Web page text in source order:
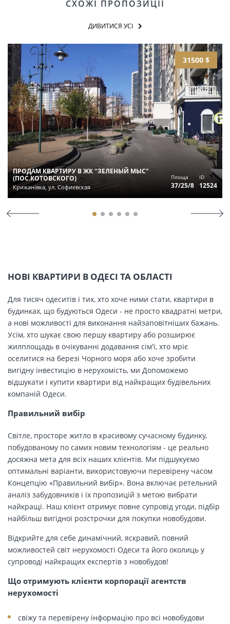
СХОЖІ ПРОПОЗИЦІЇ
ДИВИТИСЯ УСІ
31500 $
ПРОДАМ КВАРТИРУ В ЖК "ЗЕЛЕНЫЙ МЫС"
(ПОС.КОТОВСКОГО)
Крижанівка, ул. Софиевская
Площа
37/25/8
ID
12524
НОВІ КВАРТИРИ В ОДЕСІ ТА ОБЛАСТІ
Для тисяч одеситів і тих, хто хоче ними стати, квартири в
будинках, що будуються Одеси - не просто квадратні метри,
а нові можливості для виконання найзаповітніших бажань.
Усім, хто шукає свою першу квартиру або розширює
жилплощадь в очікуванні додавання сім'ї, хто мріє
оселитися на березі Чорного моря або хоче зробити
вигідну інвестицію в нерухомість, ми Допоможемо
відшукати і купити квартири від найкращих будівельних
компаній Одеси.
Правильний вибір
Світле, просторе житло в красивому сучасному будинку,
побудованому по самих новим технологіям - це реально
досяжна мета для всіх наших клієнтів. Ми підшукуємо
оптимальні варіанти, використовуючи перевірену часом
Концепцію «Правильний вибір». Вона включає ретельний
аналіз забудовників і їх пропозицій з метою вибрати
найкращі. Наш клієнт отримує повне супровід угоди, підбір
найбільш вигідної розстрочки для покупки новобудови.
Відкрийте для себе динамічний, яскравий, повний
можливостей світ нерухомості Одеси та його околиць у
супроводі найкращих експертів з новобудов!
Що отримують клієнти корпорації агентств
нерухомості
свіжу та перевірену інформацію про всі новобудови